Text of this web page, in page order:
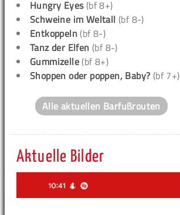
Hungry Eyes(bf 8+)
Schweine im Weltall (bf 8-)
Entkoppeln (bf 8-)
Tanz der Elfen (bf 8-)
Gummizelle (bf 8+)
Shoppen oder poppen, Baby? (bf 7+)
Alle aktuellen Barfußrouten
Aktuelle Bilder